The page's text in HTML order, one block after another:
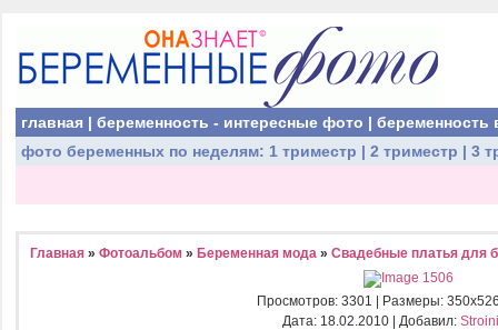
главная | беременность - интересные фото | беременность
фото беременных по неделям: 1 триместр | 2 триместр | 3
Главная » Фотоальбом » Беременная мода » Свадебные платья для
Просмотров: 3301 | Размеры:
Дата: 18.02.2010 | Добавил: